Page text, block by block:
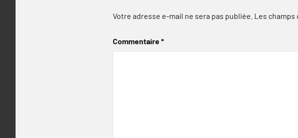
Votre adresse e-mail ne sera pas publiée. Les
Commentaire*